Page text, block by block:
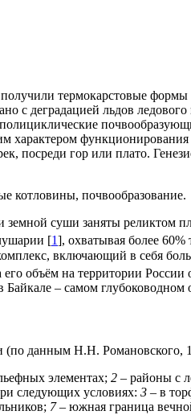
термокарстовые
с деградацией льдов
посреди гор или плато.
котловины, почвообразование.
суши заняты реликтом
[1], охватывая более
включающий в себя
его объём на территории
– самом
(по данным Н.Н. Романовского,
элементах; 2 – районы с
следующих условиях: 3 – в
7– южная граница